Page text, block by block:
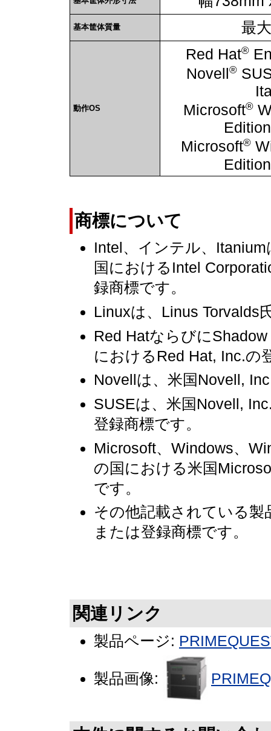
基本筐体質量 最
動作OS
Red Hat®
Novell®
Microsoft®
Microsoft®
商標について
Intel、インテル、
国におけるIntel
録商標です。
Linuxは、Linus Torvalds
Red Hatならびに
におけるRed Hat, Inc.の
Novellは、米国Novell,
SUSEは、米国Novell,
登録商標です。
Microsoft、Windows、
の国における米国
です。
その他記載されている製
または登録商標です。
関連リンク
製品ページ:
製品画像: